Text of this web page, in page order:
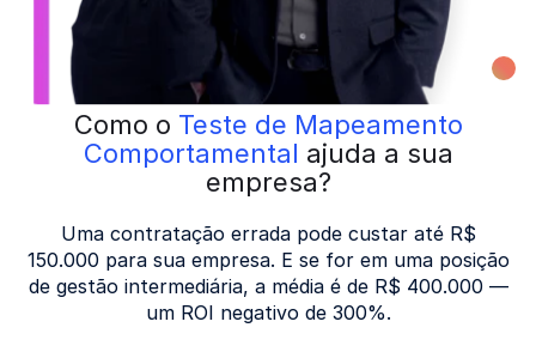
Como o Teste de Mapeamento
Comportamental ajuda a sua
empresa?
Uma contratação errada pode custar até R$
150.000 para sua empresa. E se for em uma posição
de gestão intermediária, a média é de R$ 400.000 —
um ROI negativo de 300%.